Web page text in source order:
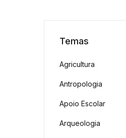
Temas
Agricultura
Antropologia
Apoio Escolar
Arqueologia